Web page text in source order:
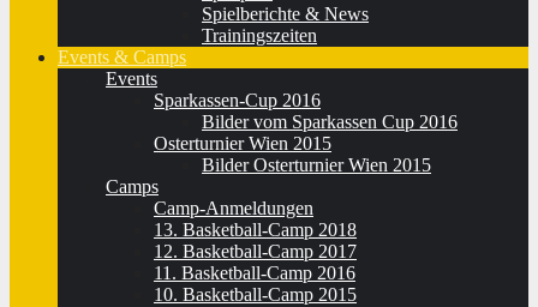
Spielberichte & News
Trainingszeiten
Events & Camps
Events
Sparkassen-Cup 2016
Bilder vom Sparkassen Cup 2016
Osterturnier Wien 2015
Bilder Osterturnier Wien 2015
Camps
Camp-Anmeldungen
13. Basketball-Camp 2018
12. Basketball-Camp 2017
11. Basketball-Camp 2016
10. Basketball-Camp 2015